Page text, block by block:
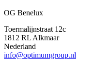
OG Benelux
Toermalijnstraat 12c
1812 RL Alkmaar
Nederland
info@optimumgroup.nl